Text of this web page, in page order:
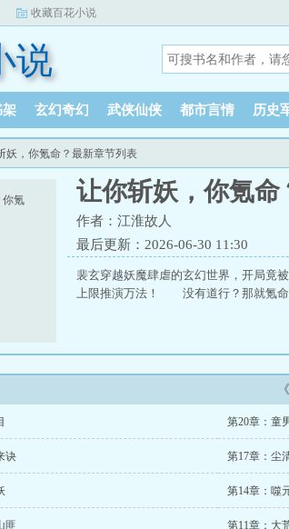
收藏百花小说
说
架 玄幻奇幻 武侠仙侠 都市言情 历史
妖，你氪命？最新章节列表
让你斩妖，你氪命
作者：江淮故人
最后更新：2026-06-30 11:30
裴玄穿越妖魔肆虐的玄幻世界，开局
上限推演万法！ 没有道行？那就氪
第20章：童
诀 第17章：尘
第14章：噬
匪 第11章：大